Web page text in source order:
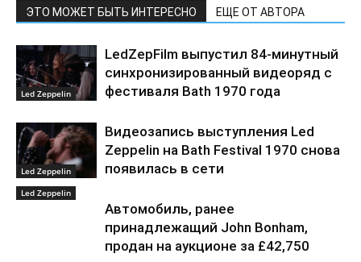
ЭТО МОЖЕТ БЫТЬ ИНТЕРЕСНО ЕЩЕ ОТ АВТОРА
Led Zeppelin
LedZepFilm выпустил 84-минутный
синхронизированный видеоряд с
фестиваля Bath 1970 года
Led Zeppelin
Видеозапись выступления Led
Zeppelin на Bath Festival 1970 снова
появилась в сети
Led Zeppelin
Автомобиль, ранее
принадлежащий John Bonham,
продан на аукционе за £42,750